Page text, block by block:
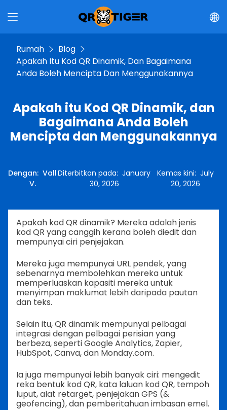
Rumah
Blog
Apakah Itu Kod QR Dinamik, Dan Bagaimana
Anda Boleh Mencipta Dan Menggunakannya
Apakah itu Kod QR Dinamik, dan
Bagaimana Anda Boleh
Mencipta dan Menggunakannya
Dengan: Vall
V.
Diterbitkan pada:January
30, 2026
Kemas kini: July
20, 2026
Apakah kod QR dinamik? Mereka adalah jenis
kod QR yang canggih kerana boleh diedit dan
mempunyai ciri penjejakan.
Mereka juga mempunyai URL pendek, yang
sebenarnya membolehkan mereka untuk
memperluaskan kapasiti mereka untuk
menyimpan maklumat lebih daripada pautan
dan teks.
Selain itu, QR dinamik mempunyai pelbagai
integrasi dengan pelbagai perisian yang
berbeza, seperti Google Analytics, Zapier,
HubSpot, Canva, dan Monday.com.
Ia juga mempunyai lebih banyak ciri: mengedit
reka bentuk kod QR, kata laluan kod QR, tempoh
luput, alat retarget, penjejakan GPS (&
geofencing), dan pemberitahuan imbasan emel.